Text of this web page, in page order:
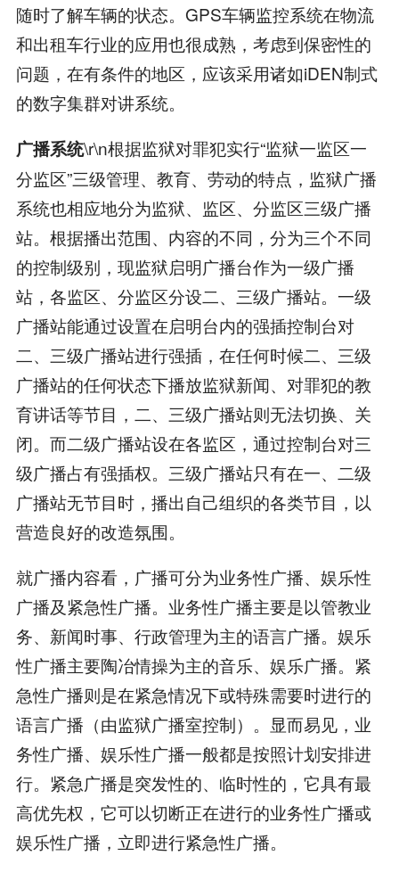
随时了解车辆的状态。GPS车辆监控系统在物流
和出租车行业的应用也很成熟，考虑到保密性的
问题，在有条件的地区，应该采用诸如iDEN制式
的数字集群对讲系统。
广播系统\r\n根据监狱对罪犯实行“监狱一监区一
分监区”三级管理、教育、劳动的特点，监狱广播
系统也相应地分为监狱、监区、分监区三级广播
站。根据播出范围、内容的不同，分为三个不同
的控制级别，现监狱启明广播台作为一级广播
站，各监区、分监区分设二、三级广播站。一级
广播站能通过设置在启明台内的强插控制台对
二、三级广播站进行强插，在任何时候二、三级
广播站的任何状态下播放监狱新闻、对罪犯的教
育讲话等节目，二、三级广播站则无法切换、关
闭。而二级广播站设在各监区，通过控制台对三
级广播占有强插权。三级广播站只有在一、二级
广播站无节目时，播出自己组织的各类节目，以
营造良好的改造氛围。
就广播内容看，广播可分为业务性广播、娱乐性
广播及紧急性广播。业务性广播主要是以管教业
务、新闻时事、行政管理为主的语言广播。娱乐
性广播主要陶冶情操为主的音乐、娱乐广播。紧
急性广播则是在紧急情况下或特殊需要时进行的
语言广播（由监狱广播室控制）。显而易见，业
务性广播、娱乐性广播一般都是按照计划安排进
行。紧急广播是突发性的、临时性的，它具有最
高优先权，它可以切断正在进行的业务性广播或
娱乐性广播，立即进行紧急性广播。